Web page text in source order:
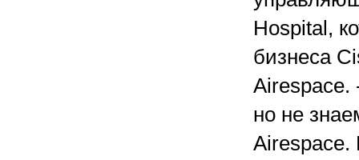
Hospital,
бизнеса
Airespace.
но не
Airespace.